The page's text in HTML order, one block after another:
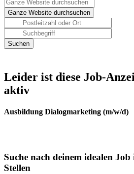
Leider ist diese Job-
aktiv
Ausbildung Dialogmarketing (m/w/d)
Suche nach deinem idealen
Stellen